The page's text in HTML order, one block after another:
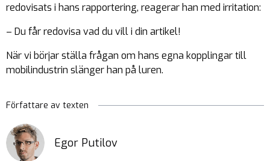
redovisats i hans rapportering, reagerar han med irritation:
– Du får redovisa vad du vill i din artikel!
När vi börjar ställa frågan om hans egna kopplingar till
mobilindustrin slänger han på luren.
Författare av texten
Egor Putilov